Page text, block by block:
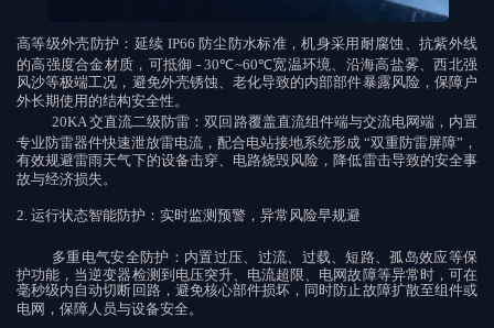
高等级外壳防护 ：延续 IP66 防尘防水标准，机身采用耐腐蚀、抗紫外线
的高强度合金材质，可抵御 - 30℃~60℃宽温环境、沿海高盐雾、西北强
风沙等极端工况，避免外壳锈蚀、老化导致的内部部件暴露风险，保障户
外长期使用的结构安全性。
20KA交直流二级防雷 ：双回路覆盖直流组件端与交流电网端，内置
专业防雷器件快速泄放雷电流，配合电站接地系统形成 “双重防雷屏障” ，
有效规避雷雨天气下的设备击穿、电路烧毁风险，降低雷击导致的安全事
故与经济损失。
2. 运行状态智能防护：实时监测预警，异常风险早规避
多重电气安全防护 ：内置过压、过流、过载、短路、孤岛效应等保
护功能，当逆变器检测到电压突升、电流超限、电网故障等异常时，可在
毫秒级内自动切断回路，避免核心部件损坏，同时防止故障扩散至组件或
电网，保障人员与设备安全。